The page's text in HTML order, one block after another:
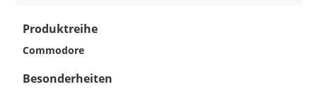
Produktreihe
Commodore
Besonderheiten